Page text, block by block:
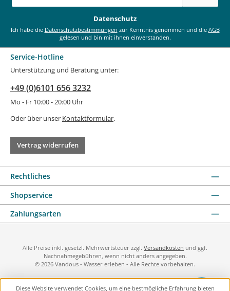
Datenschutz
Ich habe die Datenschutzbestimmungen zur Kenntnis genommen und die AGB
gelesen und bin mit ihnen einverstanden.
Service-Hotline
Unterstützung und Beratung unter:
+49 (0)6101 656 3232
Mo - Fr 10:00 - 20:00 Uhr
Oder über unser Kontaktformular.
Vertrag widerrufen
Rechtliches
Shopservice
Zahlungsarten
Alle Preise inkl. gesetzl. Mehrwertsteuer zzgl. Versandkosten und ggf.
Nachnahmegebühren, wenn nicht anders angegeben.
© 2026 Vandous - Wasser erleben - Alle Rechte vorbehalten.
Diese Website verwendet Cookies, um eine bestmögliche Erfahrung bieten